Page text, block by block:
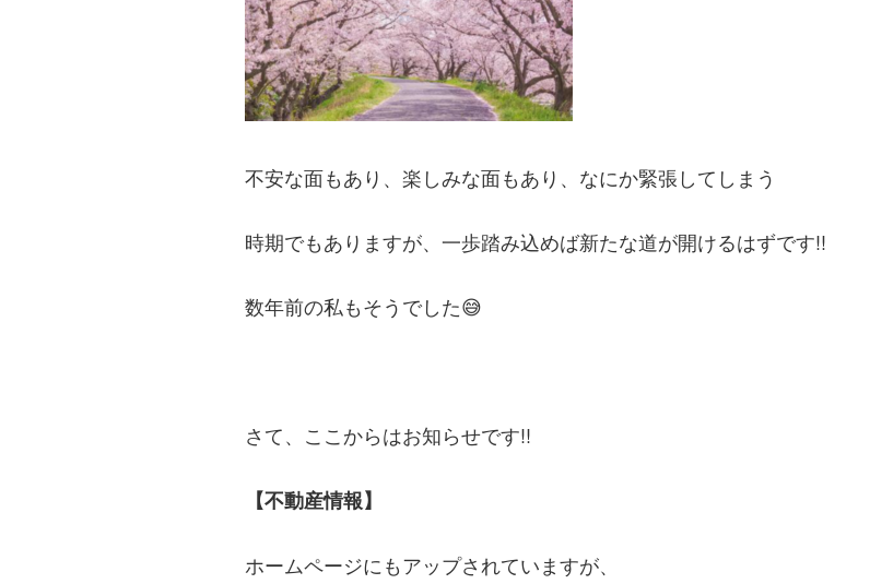
不安な面もあり、楽しみな面もあり、なにか緊張してしまう
時期でもありますが、一歩踏み込めば新たな道が開けるはずです!!
数年前の私もそうでした😅
さて、ここからはお知らせです!!
【不動産情報】
ホームページにもアップされていますが、